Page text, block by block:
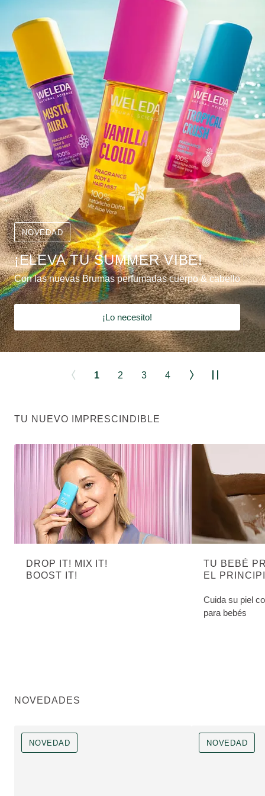
NOVEDAD
¡ELEVA TU SUMMER VIBE!
Con las nuevas Brumas perfumadas cuerpo & cabello
¡Lo necesito!
1 2 3 4
TU NUEVO IMPRESCINDIBLE
DROP IT! MIX IT!
BOOST IT!
TU BEBÉ
EL
Cuida su piel
para bebés
NOVEDADES
NOVEDAD NOVEDAD